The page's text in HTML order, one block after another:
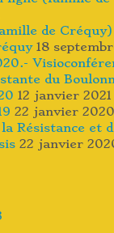
de Créquy)
18
du
12 janvier 2021
22 janvier 2020
Résistance et
22 janvier